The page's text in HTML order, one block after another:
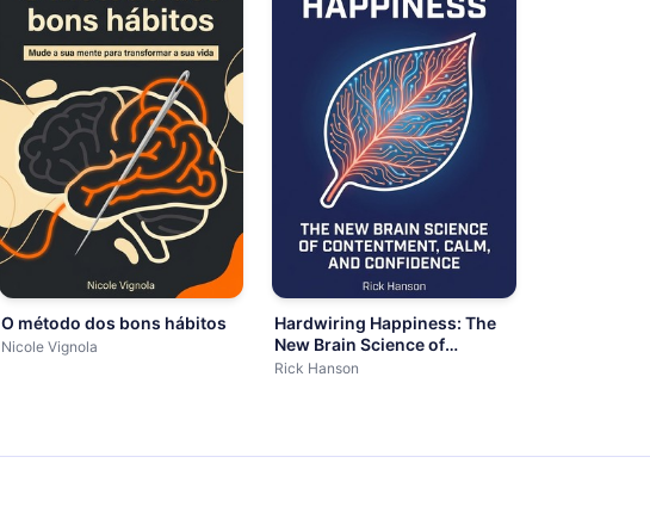
O método dos bons hábitos
Nicole Vignola
Hardwiring Happiness: The
New Brain Science of
Contentment
Rick Hanson